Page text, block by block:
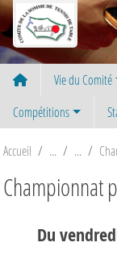
Vie du Comité
Compétitions
Accueil
Championnat
Du
Panneau de gestion des